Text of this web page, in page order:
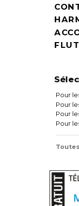
Pour
Pour
Pour
Pour